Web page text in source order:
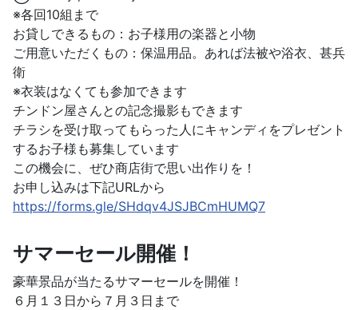
※各回10組まで
お貸しできるもの：お子様用の楽器と小物
ご用意いただくもの：保温用品。あれば法被や浴衣、甚兵
衛
※衣装はなくても参加できます
チンドン屋さんとの記念撮影もできます
チラシを受け取ってもらった人にキャンディをプレゼント
するお子様も募集しています
この機会に、ぜひ商店街で思い出作りを！
お申し込みは下記URLから
https://forms.gle/SHdqv4JSJBCmHUMQ7
サマーセール開催！
豪華景品が当たるサマーセールを開催！
６月１３日から７月３日まで